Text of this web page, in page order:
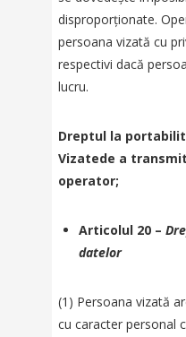
disproporționate.
persoana vizată cu
respectivi dacă
lucru.
Dreptul la
Vizatede a
operator;
Articolul 20 –
datelor
(1) Persoana vizată
cu caracter personal